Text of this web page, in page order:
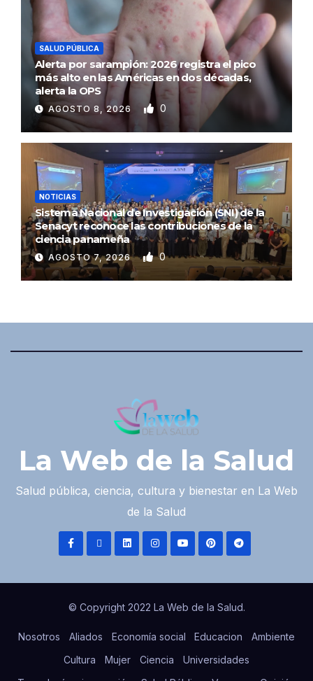
SALUD PÚBLICA
Alerta por sarampión: 2026 registra el pico
más alto en las Américas en dos décadas,
alerta la OPS
AGOSTO 8, 2026 0
NOTICIAS
Sistema Nacional de Investigación (SNI) de la
Senacyt reconoce las contribuciones de la
ciencia panameña
AGOSTO 7, 2026 0
La Web de la Salud
Salud pública, ciencia, cultura y bienestar en La Web
de la Salud
© Copyright 2022 La Web de la Salud.
Nosotros Aliados Economía social Educacion
Ambiente
Cultura
Mujer Ciencia
Universidades